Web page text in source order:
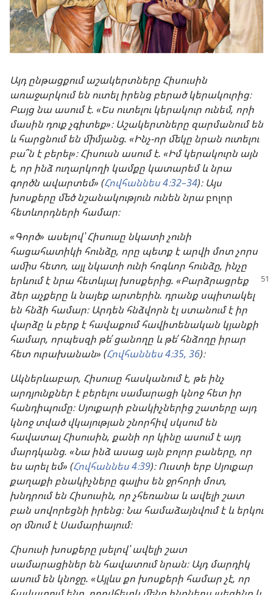
Այդ ընթացքում աշակերտները Հիսուսին
առաջարկում են ուտել իրենց բերած կերակուրից։
Բայց նա ասում է. «Ես ուտելու կերակուր ունեմ, որի
մասին դուք չգիտեք»։ Աշակերտները զարմանում են
և հարցնում են միմյանց. «Ինչ-որ մեկը նրան ուտելու
բա՞ն է բերել»։ Հիսուսն ասում է. «Իմ կերակուրն այն
է, որ ինձ ուղարկողի կամքը կատարեմ և նրա
գործն ավարտեմ» (Հովհաննես 4։32–34)։ Այս
խոսքերը մեծ նշանակություն ունեն նրաբոլոր
հետևորդների համար։
«Գործ» ասելով՝ Հիսուսը նկատի չունի
հացահատիկի հունձը, որը պետք է արվի մոտ չորս
ամիս հետո, այլ նկատի ունի հոգևոր հունձը, ինչը
երևում է նրա հետևյալ խոսքերից. «Բարձրացրեք
ձեր աչքերը և նայեք արտերին. դրանք սպիտակել
են հնձի համար։ Արդեն հնձվորն էլ ստանում է իր
վարձը և բերք է հավաքում հավիտենական կյանքի
համար, որպեսզի թե՛ ցանողը և թե՛ հնձողը իրար
հետ ուրախանան» (Հովհաննես 4։35, 36)։
Ակներևաբար, Հիսուսը հասկանում է, թե ինչ
արդյունքներ է բերելու սամարացի կնոջ հետ իր
հանդիպումը։ Սյուքարի բնակիչներից շատերը այդ
կնոջ տված վկայության շնորհիվ սկսում են
հավատալ Հիսուսին, քանի որ կինը ասում է այդ
մարդկանց. «Նա ինձ ասաց այն բոլոր բաները, որ
ես արել եմ» (Հովհաննես 4։39)։ Ուստի երբ Սյուքար
քաղաքի բնակիչները գալիս են ջրհորի մոտ,
խնդրում են Հիսուսին, որ չհեռանա և ավելի շատ
բան սովորեցնի իրենց։ Նա համաձայնվում է և երկու
օր մնում է Սամարիայում։
Հիսուսի խոսքերը լսելով՝ ավելի շատ
սամարացիներ են հավատում նրան։ Այդ մարդիկ
ասում են կնոջը. «Այլևս քո խոսքերի համար չէ, որ